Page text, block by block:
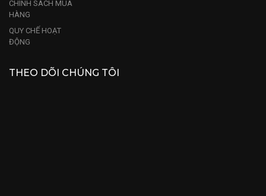
CHÍNH SÁCH MUA
HÀNG
QUY CHẾ HOẠT
ĐỘNG
THEO DÕI CHÚNG TÔI